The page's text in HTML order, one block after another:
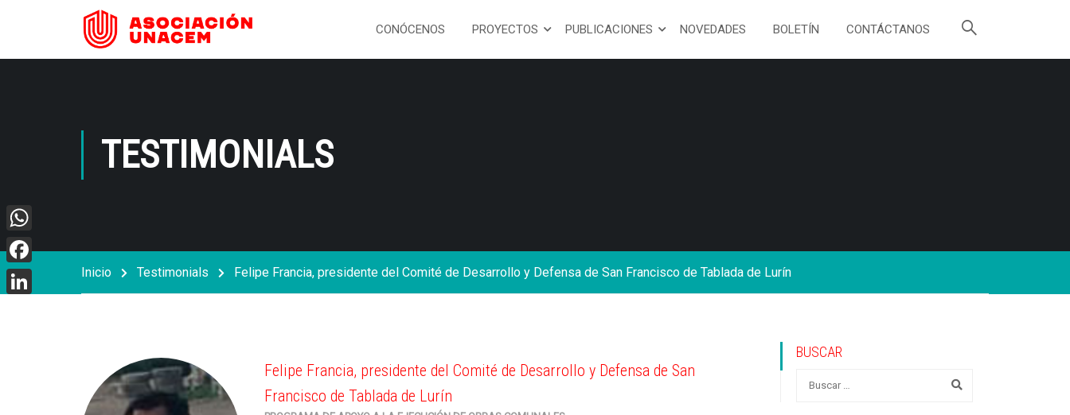
CONÓCENOS PROYECTOS PUBLICACIONES NOVEDADES BOLETÍN CONTÁCTANOS
TESTIMONIALS
Inicio Testimonials Felipe Francia, presidente del Comité de Desarrollo y Defensa de San Francisco de Tablada de Lurín
Felipe Francia, presidente del Comité de Desarrollo y Defensa de San
Francisco de Tablada de Lurín
BUSCAR
WhatsApp
Facebook